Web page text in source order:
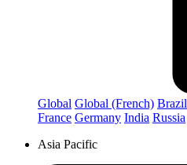
Global Global (French) Brazil
France Germany India Russia
Asia Pacific